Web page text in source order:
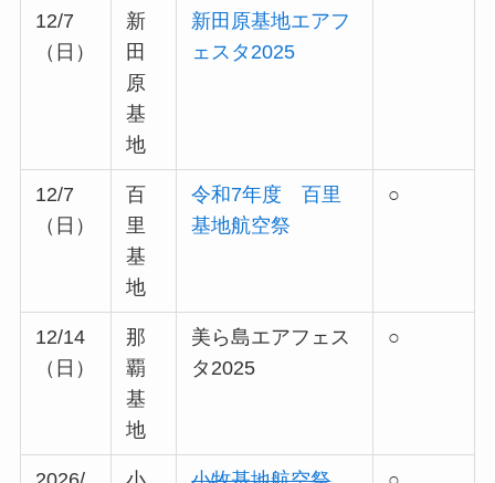
12/7
（日）
新
田
原
基
地
新田原基地エアフ
ェスタ2025
12/7
（日）
百
里
基
地
令和7年度 百里
基地航空祭
○
12/14
（日）
那
覇
基
地
美ら島エアフェス
タ2025
○